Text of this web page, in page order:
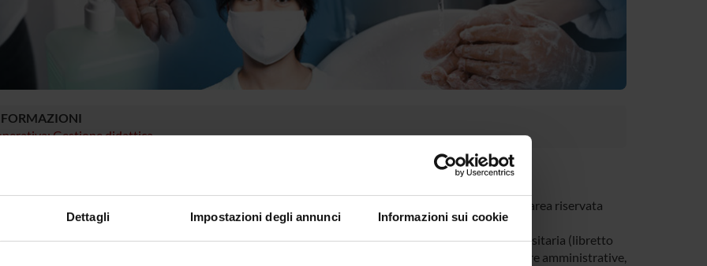
Dettagli Impostazioni degli annunci Informazioni sui cookie
Gestione didattica
iscritta/o a un corso di studio, puoi consultare tutti gli avvisi relativi al tuo corso di studi nella tua area riservata
portale potrai visualizzare informazioni, risorse e servizi utili che riguardano la tua carriera universitaria (libretto
gestione della carriera Esse3, corsi e-learning, email istituzionale, modulistica di segreteria, procedure amministrative,